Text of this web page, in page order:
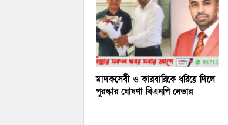
মাদকসেবী ও কারবারিকে ধরিয়ে দিলে
পুরস্কার ঘোষণা বিএনপি নেতার